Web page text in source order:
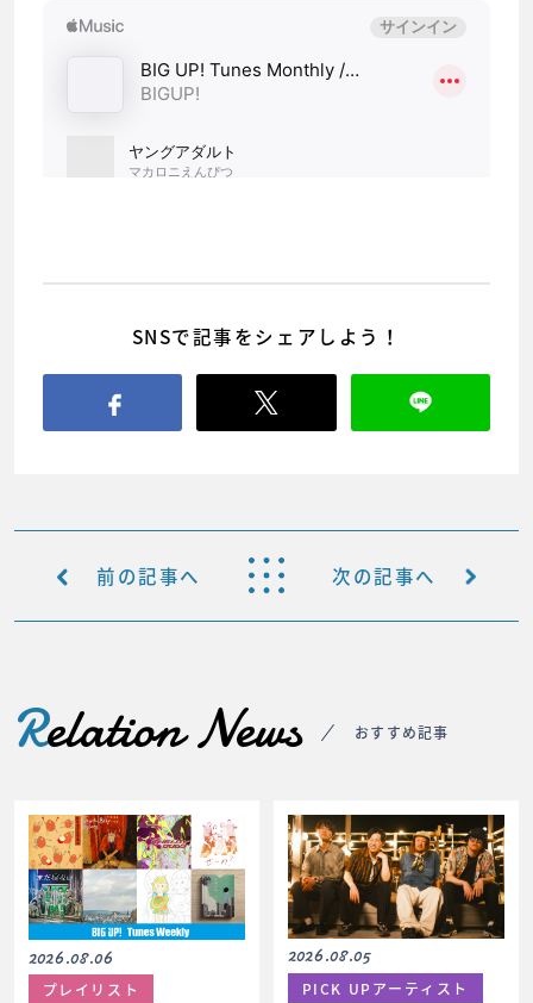
SNSで記事をシェアしよう！
前の記事へ 次の記事へ
Relation News おすすめ記事
2026.08.06
プレイリスト
2026.08.05
PICK UPアーティスト